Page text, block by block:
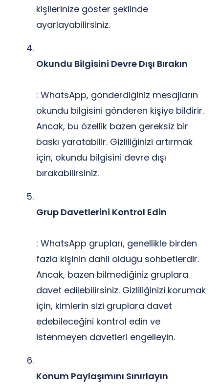
kişilerinize göster şeklinde
ayarlayabilirsiniz.
Okundu Bilgisini Devre Dışı Bırakın
: WhatsApp, gönderdiğiniz mesajların
okundu bilgisini gönderen kişiye bildirir.
Ancak, bu özellik bazen gereksiz bir
baskı yaratabilir. Gizliliğinizi artırmak
için, okundu bilgisini devre dışı
bırakabilirsiniz.
Grup Davetlerini Kontrol Edin
: WhatsApp grupları, genellikle birden
fazla kişinin dahil olduğu sohbetlerdir.
Ancak, bazen bilmediğiniz gruplara
davet edilebilirsiniz. Gizliliğinizi korumak
için, kimlerin sizi gruplara davet
edebileceğini kontrol edin ve
istenmeyen davetleri engelleyin.
Konum Paylaşımını Sınırlayın